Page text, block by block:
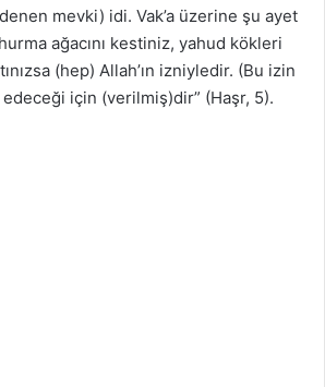
mevki) idi. Vak’a üzerine şu ayet
ağacını kestiniz, yahud kökleri
(hep) Allah’ın izniyledir. (Bu izin
edeceği için (verilmiş)dir” (Haşr, 5).